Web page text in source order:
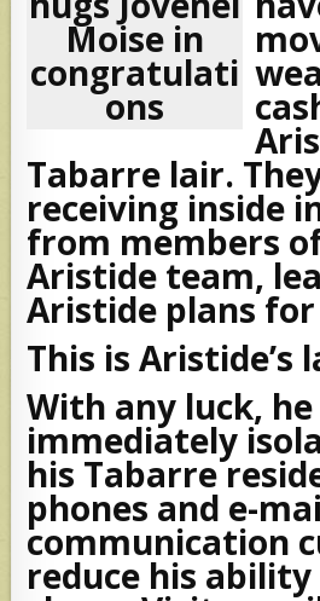
Moise in
congratulati
ons
Tabarre lair.
receiving inside
from members
Aristide team,
Aristide plans
This is Aristide’s
With any luck,
immediately
his Tabarre
phones and e-
communication
reduce his